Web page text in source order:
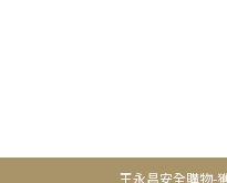
王永昌安全購物-